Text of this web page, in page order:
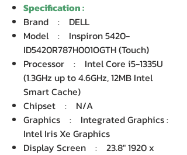
Specification :
Brand : DELL
Model : Inspiron 5420-
ID5420R787H001OGTH (Touch)
Processor : Intel Core i5-1335U
(1.3GHz up to 4.6GHz, 12MB Intel
Smart Cache)
Chipset : N/A
Graphics : Integrated Graphics :
Intel Iris Xe Graphics
Display Screen : 23.8" 1920 x